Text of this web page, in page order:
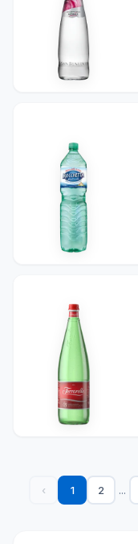
‹ 1 2 ...